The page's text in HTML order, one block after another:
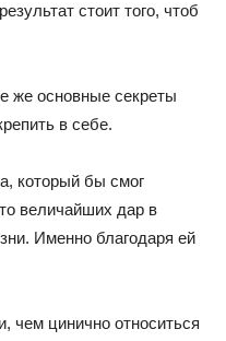
стоит того, чтоб
же основные секреты
в себе.
который бы смог
величайших дар в
Именно благодаря ей
цинично относиться